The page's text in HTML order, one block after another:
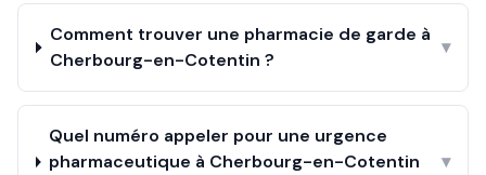
Comment trouver une pharmacie de garde à
Cherbourg-en-Cotentin ?
▾
Quel numéro appeler pour une urgence
pharmaceutique à Cherbourg-en-Cotentin
▾